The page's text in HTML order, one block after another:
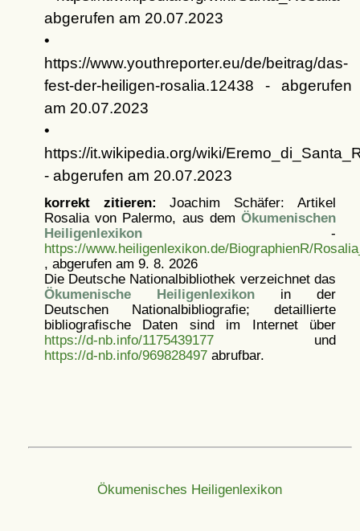
abgerufen am 20.07.2023
•
https://www.youthreporter.eu/de/beitrag/das-
fest-der-heiligen-rosalia.12438 - abgerufen
am 20.07.2023
•
https://it.wikipedia.org/wiki/
- abgerufen am 20.07.2023
korrekt zitieren: Joachim Schäfer: Artikel
Rosalia von Palermo, aus dem Ökumenischen
Heiligenlexikon-
https://www.heiligenlexikon.de/BiographienR/
, abgerufen am 9. 8. 2026
Die Deutsche Nationalbibliothek verzeichnet das
Ökumenische Heiligenlexikonin der
Deutschen Nationalbibliografie; detaillierte
bibliografische Daten sind im Internet über
https://d-nb.info/1175439177und
https://d-nb.info/969828497abrufbar.
Ökumenisches Heiligenlexikon